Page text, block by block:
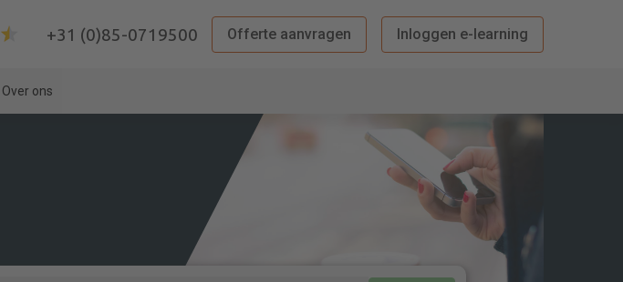
+31 (0)85-0719500 Offerte aanvragen Inloggen e-learning
Over ons